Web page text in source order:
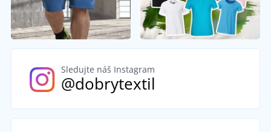
Sledujte náš Instagram
@dobrytextil